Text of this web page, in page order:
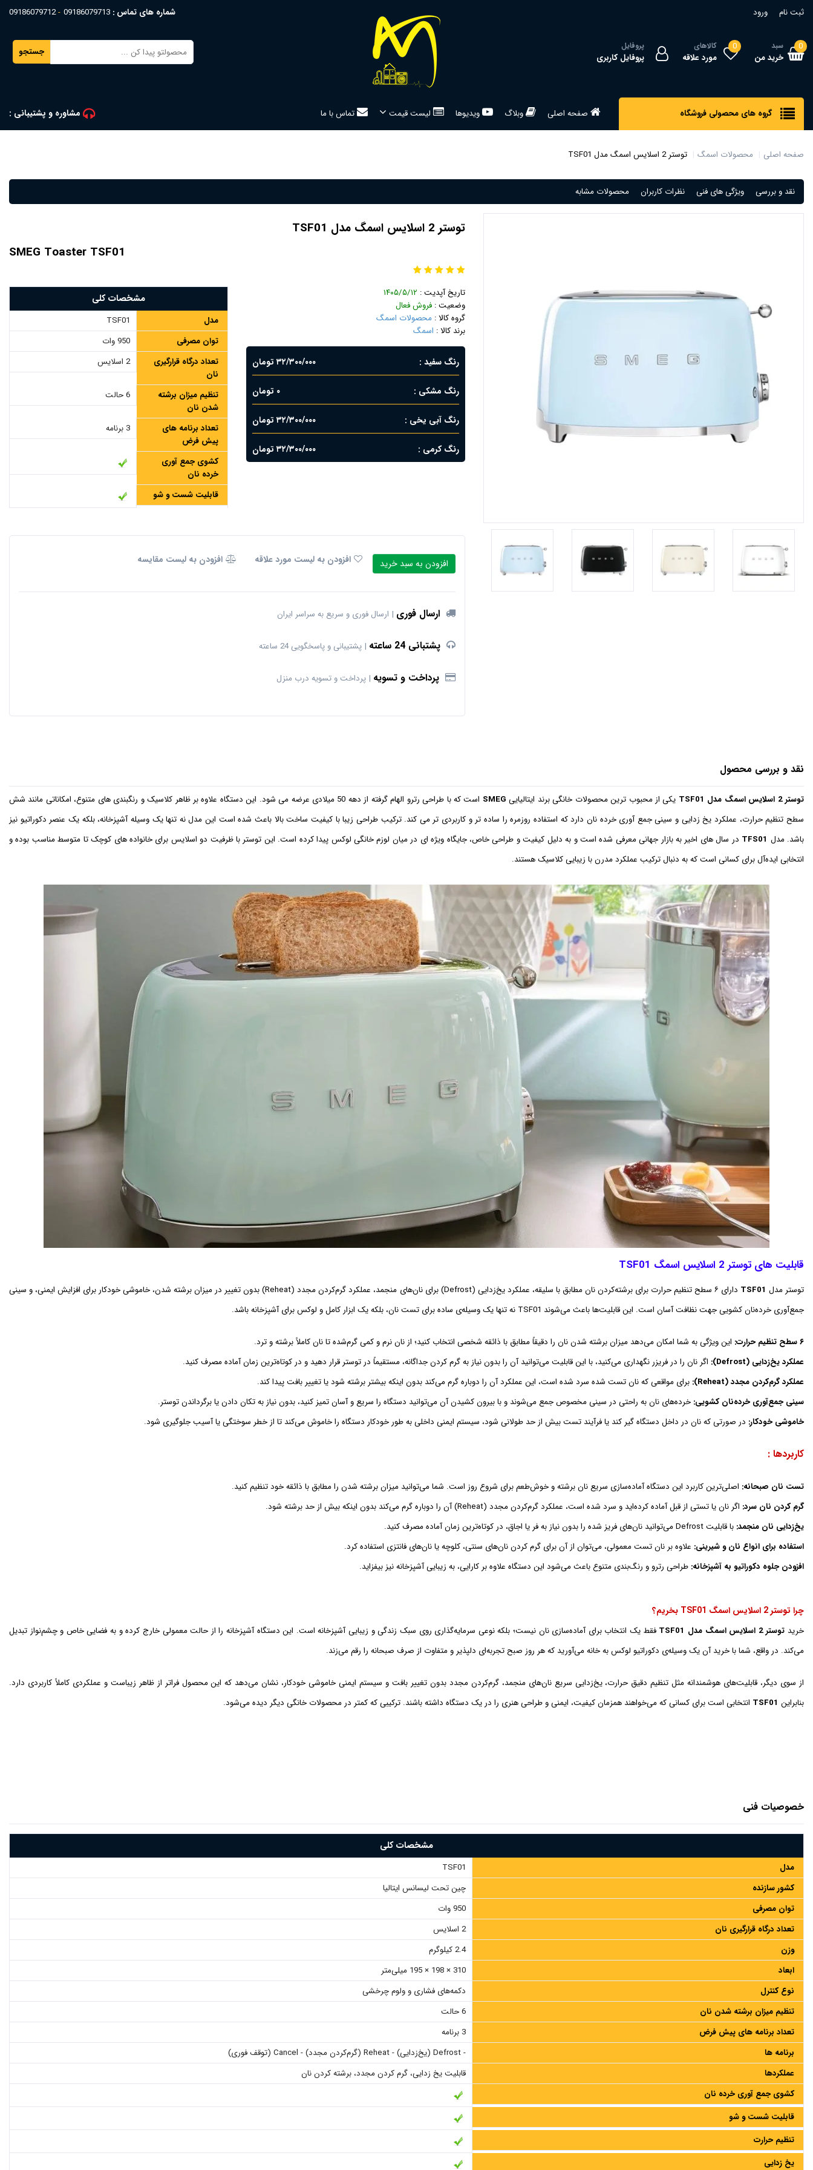
ثبت نام ورود
0 سبد
خرید من
0 کالاهای
مورد علاقه
پروفایل
پروفایل کاربری
شماره های تماس : 09186079713
09186079712
جستجو
گروه های محصولی فروشگاه صفحه اصلی وبلاگ ویدیوها لیست قیمت تماس با ما مشاوره و پشتیبانی :
صفحه اصلی محصولات اسمگ توستر 2 اسلایس اسمگ مدل TSF01
نقد و بررسی ویژگی های فنی نظرات کاربران محصولات مشابه
توستر 2 اسلایس اسمگ مدل TSF01
SMEG Toaster TSF01
تاریخ آپدیت : ۱۴۰۵/۵/۱۲
وضعیت : فروش فعال
گروه کالا : محصولات اسمگ
برند کالا : اسمگ
رنگ سفید ۳۲/۳۰۰/۰۰۰ تومان
رنگ مشکی ۰ تومان
رنگ آبی یخی ۳۲/۳۰۰/۰۰۰ تومان
رنگ کرمی ۳۲/۳۰۰/۰۰۰ تومان
مشخصات کلی
مدل
TSF01
توان مصرفی
950 وات
تعداد درگاه قرارگیری
نان
2 اسلایس
تنظیم میزان برشته
شدن نان
6 حالت
تعداد برنامه های
پیش فرض
3 برنامه
کشوی جمع آوری
خرده نان
قابلیت شست و شو
افزودن به سبد خرید افزودن به لیست مورد علاقه افزودن به لیست مقایسه
ارسال فوری ارسال فوری و سریع به سراسر ایران
پشتبانی 24 ساعته پشتیبانی و پاسخگویی 24 ساعته
پرداخت و تسویه پرداخت و تسویه درب منزل
نقد و بررسی محصول
توستر 2 اسلایس اسمگ مدل TSF01 یکی از محبوب ترین محصولات خانگی برند ایتالیایی SMEG
است که با طراحی رترو الهام گرفته از دهه 50 میلادی عرضه می شود. این دستگاه علاوه بر ظاهر کلاسیک و رنگبندی های متنوع، امکاناتی مانند شش
سطح تنظیم حرارت، عملکرد یخ زدایی و سینی جمع آوری خرده نان دارد که استفاده روزمره را ساده تر و کاربردی تر می کند. ترکیب طراحی زیبا با کیفیت ساخت بالا باعث شده است این مدل نه تنها یک وسیله آشپزخانه، بلکه یک عنصر دکوراتیو نیز
باشد. مدل TFS01 در سال های اخیر به بازار جهانی معرفی شده است و به دلیل کیفیت و طراحی خاص، جایگاه ویژه ای در میان لوزم خانگی لوکس پیدا کرده است. این توستر با ظرفیت دو اسلایس برای خانواده های کوچک تا متوسط مناسب بوده و
انتخابی ایده‌آل برای کسانی است که به دنبال ترکیب عملکرد مدرن با زیبایی کلاسیک هستند.
قابلیت های توستر 2 اسلایس اسمگ TSF01
توستر مدل TSF01
دارای ۶ سطح تنظیم حرارت برای برشته‌کردن نان مطابق با سلیقه، عملکرد یخ‌زدایی (Defrost) برای نان‌های منجمد، عملکرد گرم‌کردن مجدد (Reheat) بدون تغییر در میزان برشته شدن، خاموشی خودکار برای افزایش ایمنی، و سینی
جمع‌آوری خرده‌نان کشویی جهت نظافت آسان است. این قابلیت‌ها باعث می‌شوند TSF01 نه تنها یک وسیله‌ی ساده برای تست نان، بلکه یک ابزار کامل و لوکس برای آشپزخانه باشد.
۶ سطح تنظیم حرارت:
این ویژگی به شما امکان می‌دهد میزان برشته شدن نان را دقیقاً مطابق با ذائقه شخصی انتخاب کنید؛ از نان نرم و کمی گرم‌شده تا نان کاملاً برشته و ترد.
عملکرد یخ‌زدایی (Defrost):
اگر نان را در فریزر نگهداری می‌کنید، با این قابلیت می‌توانید آن را بدون نیاز به گرم کردن جداگانه، مستقیماً در توستر قرار دهید و در کوتاه‌ترین زمان آماده مصرف کنید.
عملکرد گرم‌کردن مجدد (Reheat):
برای مواقعی که نان تست شده سرد شده است، این عملکرد آن را دوباره گرم می‌کند بدون اینکه بیشتر برشته شود یا تغییر بافت پیدا کند.
سینی جمع‌آوری خرده‌نان کشویی: خرده‌های نان به راحتی در سینی مخصوص جمع می‌شوند و با بیرون کشیدن آن می‌توانید دستگاه را سریع و آسان تمیز کنید، بدون نیاز به تکان دادن یا برگرداندن توستر.
خاموشی خودکار: در صورتی که نان در داخل دستگاه گیر کند یا فرآیند تست بیش از حد طولانی شود، سیستم ایمنی داخلی به طور خودکار دستگاه را خاموش می‌کند تا از خطر سوختگی یا آسیب جلوگیری شود.
کاربردها :
تست نان صبحانه: اصلی‌ترین کاربرد این دستگاه آماده‌سازی سریع نان برشته و خوش‌طعم برای شروع روز است. شما می‌توانید میزان برشته شدن را مطابق با ذائقه خود تنظیم کنید.
گرم کردن نان سرد: اگر نان یا تستی از قبل آماده کرده‌اید و سرد شده است، عملکرد گرم‌کردن مجدد (Reheat) آن را دوباره گرم می‌کند بدون اینکه بیش از حد برشته شود.
یخ‌زدایی نان منجمد: با قابلیت Defrost می‌توانید نان‌های فریز شده را بدون نیاز به فر یا اجاق، در کوتاه‌ترین زمان آماده مصرف کنید.
استفاده برای انواع نان و شیرینی: علاوه بر نان تست معمولی، می‌توان از آن برای گرم کردن نان‌های سنتی، کلوچه یا نان‌های فانتزی استفاده کرد.
افزودن جلوه دکوراتیو به آشپزخانه: طراحی رترو و رنگ‌بندی متنوع باعث می‌شود این دستگاه علاوه بر کارایی، به زیبایی آشپزخانه نیز بیفزاید.
چرا توستر 2 اسلایس اسمگ TSF01 بخریم؟
خرید توستر 2 اسلایس اسمگ مدل TSF01
فقط یک انتخاب برای آماده‌سازی نان نیست؛ بلکه نوعی سرمایه‌گذاری روی سبک زندگی و زیبایی آشپزخانه است. این دستگاه آشپزخانه را از حالت معمولی خارج کرده و به فضایی خاص و چشم‌نواز تبدیل
می‌کند. در واقع، شما با خرید آن یک وسیله‌ی دکوراتیو لوکس به خانه می‌آورید که هر روز صبح تجربه‌ای دلپذیر و متفاوت از صرف صبحانه را رقم می‌زند.
از سوی دیگر، قابلیت‌های هوشمندانه مثل تنظیم دقیق حرارت، یخ‌زدایی سریع نان‌های منجمد، گرم‌کردن مجدد بدون تغییر بافت و سیستم ایمنی خاموشی خودکار، نشان می‌دهد که این محصول فراتر از ظاهر زیباست و عملکردی کاملاً کاربردی دارد.
بنابراین TSF01 انتخابی است برای کسانی که می‌خواهند همزمان کیفیت، ایمنی و طراحی هنری را در یک دستگاه داشته باشند. ترکیبی که کمتر در محصولات خانگی دیگر دیده می‌شود.
خصوصیات فنی
مشخصات کلی
مدل
TSF01
کشور سازنده
چین تحت لیسانس ایتالیا
توان مصرفی
950 وات
تعداد درگاه قرارگیری نان
2 اسلایس
وزن
2.4 کیلوگرم
ابعاد
310 × 198 × 195 میلی‌متر
نوع کنترل
دکمه‌های فشاری و ولوم چرخشی
تنظیم میزان برشته شدن نان
6 حالت
تعداد برنامه های پیش فرض
3 برنامه
برنامه ها
- Defrost (یخ‌زدایی) - Reheat (گرم‌کردن مجدد) - Cancel (توقف فوری)
عملکردها
قابلیت یخ زدایی، گرم کردن مجدد، برشته کردن نان
کشوی جمع آوری خرده نان
قابلیت شست و شو
تنظیم حرارت
یخ زدایی